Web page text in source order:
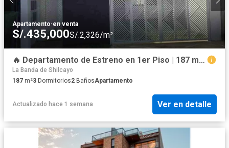
Apartamento·en venta
S/.435,000S/.2,326/m²
🔥 Departamento de Estreno en 1er Piso | 187 m² | Jardín + Cochera | Jr. Bolognesi | S/435,000
La Banda de Shilcayo
187 m²3 Dormitorios2 BañosApartamento
Actualizado hace 1 semana Ver en detalle